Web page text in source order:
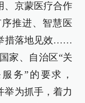
、京蒙医疗合作
推进、智慧医
措落地见效……
家、自治区“关
务”的要求，
举为抓手，着力